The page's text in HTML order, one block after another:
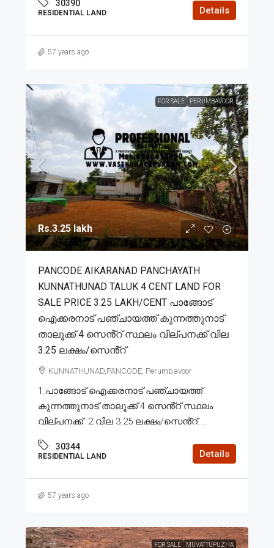
30390
RESIDENTIAL LAND Details
57 years ago
FOR SALE PERUMBAVOOR
Rs.3.25 lakh
PANCODE AIKARANAD PANCHAYATH
KUNNATHUNAD TALUK 4 CENT LAND FOR
SALE PRICE 3.25 LAKH/CENT പാങ്ങോട്
ഐക്കരനാട് പഞ്ചായത്ത് കുന്നത്തുനാട്
താലൂക്ക് 4 സെൻ്റ് സ്ഥലം വില്പനക്ക് വില
3.25 ലക്ഷം/സെൻ്റ്
KUNNATHUNAD,PANCODE, Perumbavoor
1.പാങ്ങോട് ഐക്കരനാട് പഞ്ചായത്ത്
കുന്നത്തുനാട് താലൂക്ക് 4 സെൻ്റ് സ്ഥലം
വില്പനക്ക്. 2.വില 3.25 ലക്ഷം/സെൻ്റ്....
30344
RESIDENTIAL LAND Details
57 years ago
FOR SALE MUVATTUPUZHA